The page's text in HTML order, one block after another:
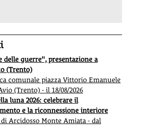
delle guerre", presentazione a
(Trento)
comunale piazza Vittorio Emanuele
(Trento) - il 18/08/2026
luna 2026: celebrare il
e la riconnessione interiore
di Arcidosso Monte Amiata - dal